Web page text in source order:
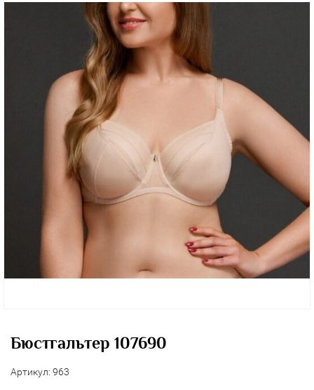
Бюстгальтер 107690
Артикул: 963